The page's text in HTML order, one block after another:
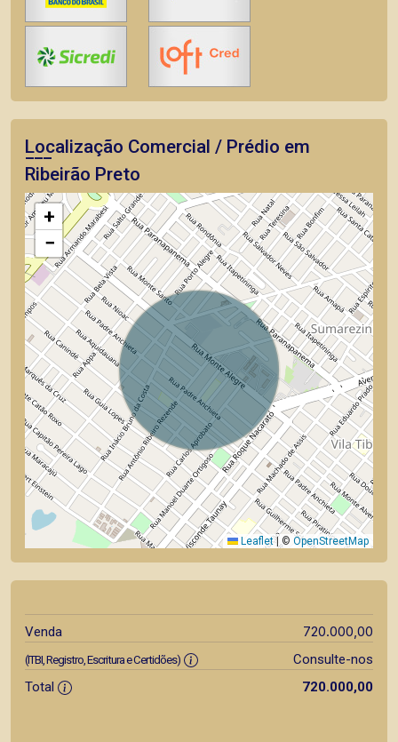
Localização Comercial / Prédio em
Ribeirão Preto
+
−
Leaflet | © OpenStreetMap
Venda 720.000,00
(ITBI, Registro, Escritura e Certidões)
Consulte-nos
Total
720.000,00